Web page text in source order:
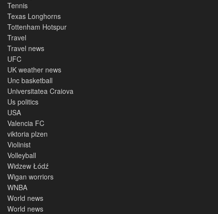
Tennis
Texas Longhorns
Tottenham Hotspur
Travel
Travel news
UFC
UK weather news
Unc basketball
Universitatea Craiova
Us politics
USA
Valencia FC
viktoria plzen
Violinist
Volleyball
Widzew Łódź
Wigan worriors
WNBA
World news
World news